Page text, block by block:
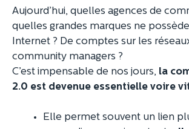
Aujourd’hui, quelles agences de
quelles grandes marques ne
Internet ? De comptes sur les
community managers ?
C’est impensable de nos jours, la
2.0 est devenue essentielle voire
Elle permet souvent un lien